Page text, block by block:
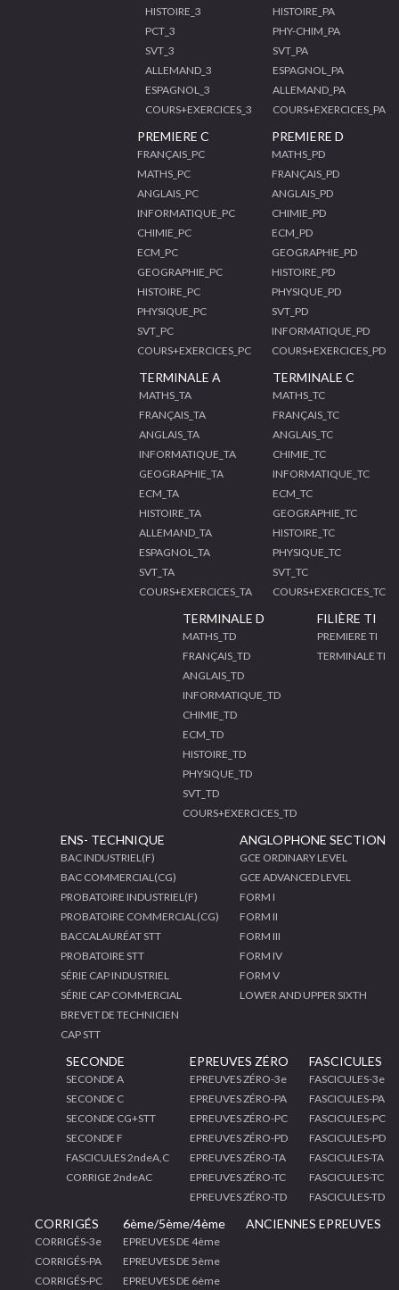
HISTOIRE_3
PCT_3
SVT_3
ALLEMAND_3
ESPAGNOL_3
COURS+EXERCICES_3
HISTOIRE_PA
PHY-CHIM_PA
SVT_PA
ESPAGNOL_PA
ALLEMAND_PA
COURS+EXERCICES_PA
PREMIERE C
FRANÇAIS_PC
MATHS_PC
ANGLAIS_PC
INFORMATIQUE_PC
CHIMIE_PC
ECM_PC
GEOGRAPHIE_PC
HISTOIRE_PC
PHYSIQUE_PC
SVT_PC
COURS+EXERCICES_PC
PREMIERE D
MATHS_PD
FRANÇAIS_PD
ANGLAIS_PD
CHIMIE_PD
ECM_PD
GEOGRAPHIE_PD
HISTOIRE_PD
PHYSIQUE_PD
SVT_PD
INFORMATIQUE_PD
COURS+EXERCICES_PD
TERMINALE A
MATHS_TA
FRANÇAIS_TA
ANGLAIS_TA
INFORMATIQUE_TA
GEOGRAPHIE_TA
ECM_TA
HISTOIRE_TA
ALLEMAND_TA
ESPAGNOL_TA
SVT_TA
COURS+EXERCICES_TA
TERMINALE C
MATHS_TC
FRANÇAIS_TC
ANGLAIS_TC
CHIMIE_TC
INFORMATIQUE_TC
ECM_TC
GEOGRAPHIE_TC
HISTOIRE_TC
PHYSIQUE_TC
SVT_TC
COURS+EXERCICES_TC
TERMINALE D
MATHS_TD
FRANÇAIS_TD
ANGLAIS_TD
INFORMATIQUE_TD
CHIMIE_TD
ECM_TD
HISTOIRE_TD
PHYSIQUE_TD
SVT_TD
COURS+EXERCICES_TD
FILIÈRE TI
PREMIERE TI
TERMINALE TI
ENS- TECHNIQUE
BAC INDUSTRIEL(F)
BAC COMMERCIAL(CG)
PROBATOIRE INDUSTRIEL(F)
PROBATOIRE COMMERCIAL(CG)
BACCALAURÉAT STT
PROBATOIRE STT
SÉRIE CAP INDUSTRIEL
SÉRIE CAP COMMERCIAL
BREVET DE TECHNICIEN
CAP STT
ANGLOPHONE SECTION
GCE ORDINARY LEVEL
GCE ADVANCED LEVEL
FORM I
FORM II
FORM III
FORM IV
FORM V
LOWER AND UPPER SIXTH
SECONDE
SECONDE A
SECONDE C
SECONDE CG+STT
SECONDE F
FASCICULES 2ndeA,C
CORRIGE 2ndeAC
EPREUVES ZÉRO
EPREUVES ZÉRO-3e
EPREUVES ZÉRO-PA
EPREUVES ZÉRO-PC
EPREUVES ZÉRO-PD
EPREUVES ZÉRO-TA
EPREUVES ZÉRO-TC
EPREUVES ZÉRO-TD
FASCICULES
FASCICULES-3e
FASCICULES-PA
FASCICULES-PC
FASCICULES-PD
FASCICULES-TA
FASCICULES-TC
FASCICULES-TD
CORRIGÉS
CORRIGÉS-3e
CORRIGÉS-PA
CORRIGÉS-PC
6ème/5ème/4ème
EPREUVES DE 4ème
EPREUVES DE 5ème
EPREUVES DE 6ème
ANCIENNES EPREUVES